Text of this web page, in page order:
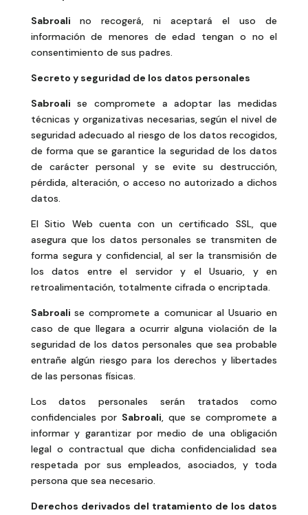
Sabroali no recogerá, ni aceptará el uso de
información de menores de edad tengan o no el
consentimiento de sus padres.
Secreto y seguridad de los datos personales
Sabroali se compromete a adoptar las medidas
técnicas y organizativas necesarias, según el nivel de
seguridad adecuado al riesgo de los datos recogidos,
de forma que se garantice la seguridad de los datos
de carácter personal y se evite su destrucción,
pérdida, alteración, o acceso no autorizado a dichos
datos.
El Sitio Web cuenta con un certificado SSL, que
asegura que los datos personales se transmiten de
forma segura y confidencial, al ser la transmisión de
los datos entre el servidor y el Usuario, y en
retroalimentación, totalmente cifrada o encriptada.
Sabroali se compromete a comunicar al Usuario en
caso de que llegara a ocurrir alguna violación de la
seguridad de los datos personales que sea probable
entrañe algún riesgo para los derechos y libertades
de las personas físicas.
Los datos personales serán tratados como
confidenciales por Sabroali, que se compromete a
informar y garantizar por medio de una obligación
legal o contractual que dicha confidencialidad sea
respetada por sus empleados, asociados, y toda
persona que sea necesario.
Derechos derivados del tratamiento de los datos